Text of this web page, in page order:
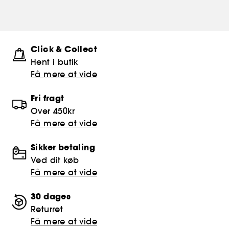
Click & Collect
Hent i butik
Få mere at vide
Fri fragt
Over 450kr
Få mere at vide
Sikker betaling
Ved dit køb
Få mere at vide
30 dages
Returret
Få mere at vide